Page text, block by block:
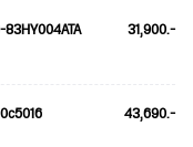
31,900.-
43,690.-